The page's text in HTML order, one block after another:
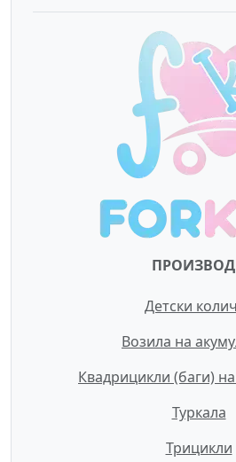
Детски
Возила на
Квадрицикли (баги)
Туркала
Трицикли